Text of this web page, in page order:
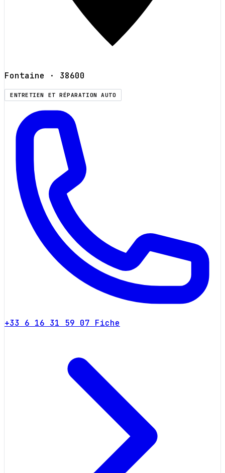
Fontaine · 38600
ENTRETIEN ET RÉPARATION AUTO
+33 6 16 31 59 07 Fiche